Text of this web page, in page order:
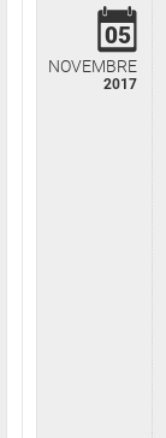
05
NOVEMBRE
2017